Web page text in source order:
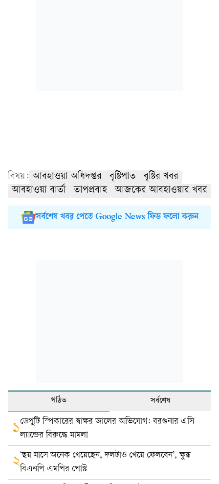
বিষয়: আবহাওয়া অধিদপ্তর বৃষ্টিপাত
বৃষ্টির খবর
আবহাওয়া বার্তা
তাপপ্রবাহ আজকের আবহাওয়ার খবর
সর্বশেষ খবর পেতে Google News ফিড ফলো করুন
পঠিত সর্বশেষ
১ডেপুটি স্পিকারের স্বাক্ষর জালের অভিযোগ: বরগুনার এসি
ল্যান্ডের বিরুদ্ধে মামলা
২‘ছয় মাসে অনেক খেয়েছেন, দলটাও খেয়ে ফেলবেন’, ক্ষুব্ধ
বিএনপি এমপির পোস্ট